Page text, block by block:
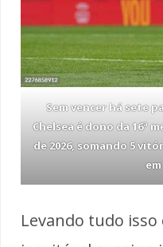
Sem vencer há sete
Chelsea é dono da 16ª
de 2026, somando 5
Levando tudo isso